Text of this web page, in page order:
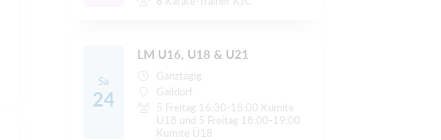
Sa
24
LM U16, U18 & U21
Ganztägig
Gaildorf
5 Freitag 16:30-18:00 Kumite
U18 und 5 Freitag 18:00-19:00
Kumite Ü18